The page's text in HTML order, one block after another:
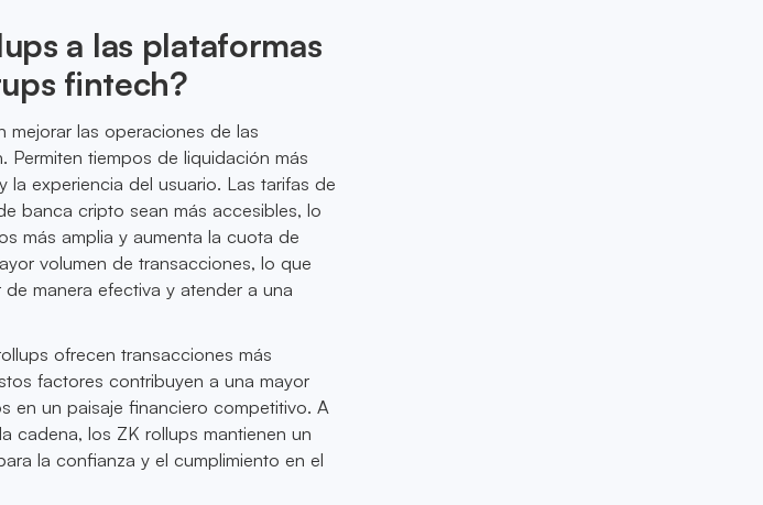
a las plataformas
fintech?
mejorar las operaciones de las
tiempos de liquidación más
experiencia del usuario. Las tarifas de
banca cripto sean más accesibles, lo
más amplia y aumenta la cuota de
volumen de transacciones, lo que
manera efectiva y atender a una
ofrecen transacciones más
factores contribuyen a una mayor
en un paisaje financiero competitivo. A
cadena, los ZK rollups mantienen un
la confianza y el cumplimiento en el